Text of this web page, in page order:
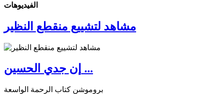
الفیدیوهات
مشاهد لتشييع منقطع النظير
إن جدي الحسين ...
بروموشن كتاب الرحمة الواسعة